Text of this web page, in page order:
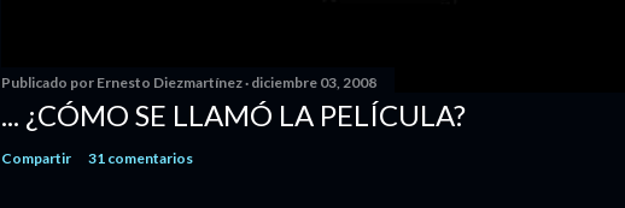
Publicado por Ernesto Diezmartínez diciembre 03, 2008
... ¿CÓMO SE LLAMÓ LA PELÍCULA?
Compartir 31 comentarios